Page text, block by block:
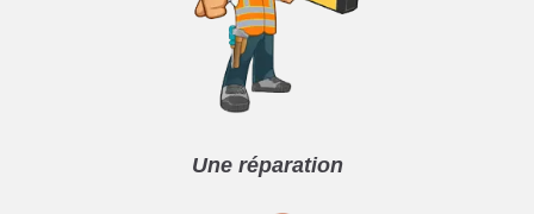
Une réparation